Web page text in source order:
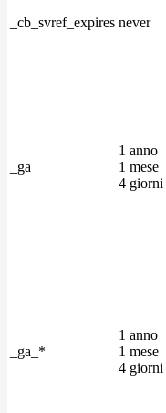
_cb_svref_expires never
_ga
1 anno
1 mese
4 giorni
_ga_*
1 anno
1 mese
4 giorni